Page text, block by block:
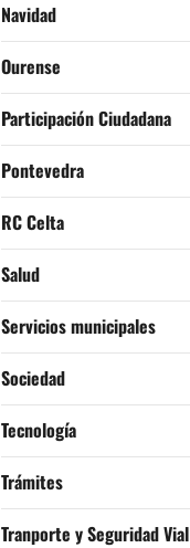
Navidad
Ourense
Participación Ciudadana
Pontevedra
RC Celta
Salud
Servicios municipales
Sociedad
Tecnología
Trámites
Tranporte y Seguridad Vial